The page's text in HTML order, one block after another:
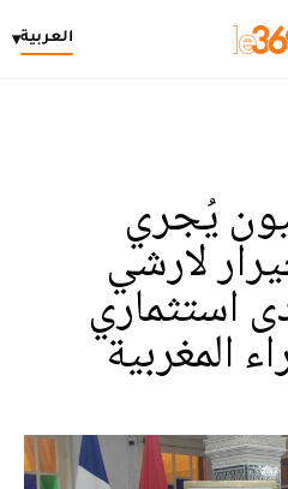
العربية▾
يُجري
لارشي
استثماري
المغربية